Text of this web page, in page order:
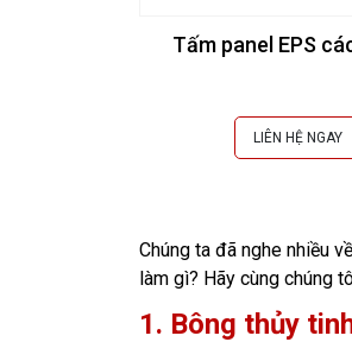
Tấm panel EPS
LIÊN HỆ NGAY
Chúng ta đã nghe nhiều
làm gì? Hãy cùng chúng
1. Bông thủy